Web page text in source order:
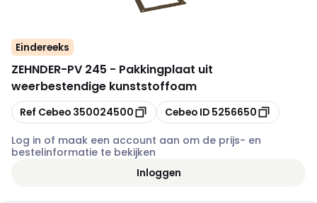
Eindereeks
ZEHNDER-PV 245 - Pakkingplaat uit
weerbestendige kunststoffoam
Kopiëren
Ref Cebeo 350024500 Kopiëren
Cebeo ID 5256650
Log in of maak een account aan om de prijs- en
bestelinformatie te bekijken
Inloggen